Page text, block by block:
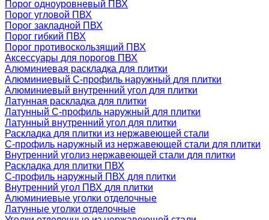
Порог одноуровневый ПВХ
Порог угловой ПВХ
Порог закладной ПВХ
Порог гибкий ПВХ
Порог противоскользящий ПВХ
Аксессуары для порогов ПВХ
Алюминиевая раскладка для плитки
Алюминиевый С-профиль наружный для плитки
Алюминиевый внутренний угол для плитки
Латунная раскладка для плитки
Латунный С-профиль наружный для плитки
Латунный внутренний угол для плитки
Раскладка для плитки из нержавеющей стали
С-профиль наружный из нержавеющей стали для плитки
Внутренний уголиз нержавеющей стали для плитки
Раскладка для плитки ПВХ
С-профиль наружный ПВХ для плитки
Внутренний угол ПВХ для плитки
Алюминиевые уголки отделочные
Латунные уголки отделочные